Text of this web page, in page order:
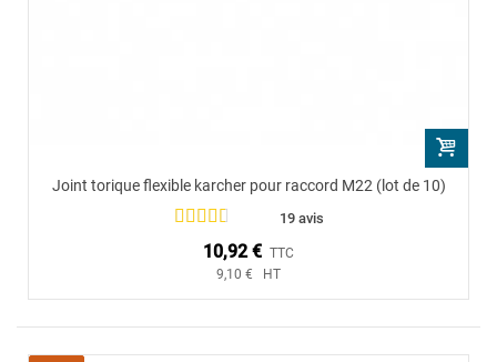
Joint torique flexible karcher pour raccord M22 (lot de 10)
19 avis
10,92 € TTC
9,10 € HT